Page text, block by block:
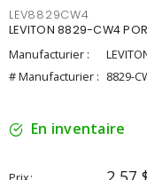
LEV8829CW4
LEVITON 8829-CW4
Manufacturier :
# Manufacturier : 8829-
En inventaire